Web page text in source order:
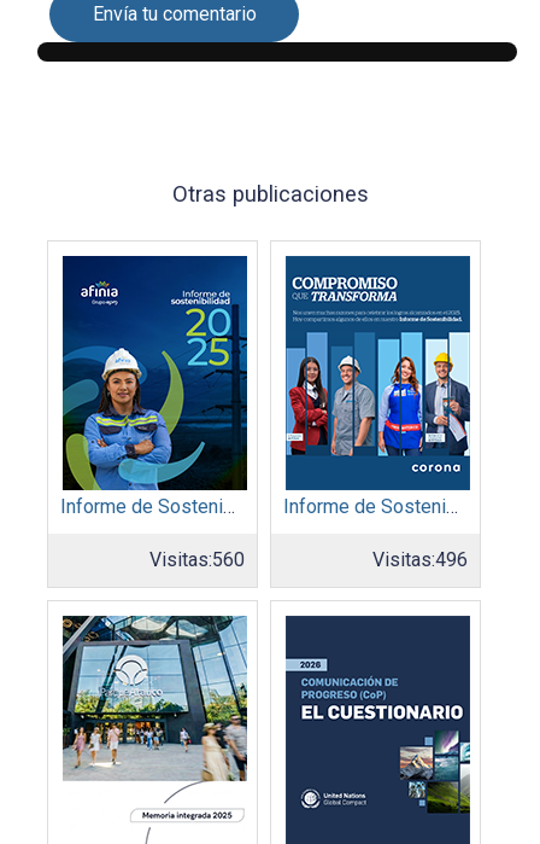
Envía tu comentario
Otras publicaciones
Informe de Sostenibilidad 2025: Afinia filial del Grupo EPM
Visitas:560
Informe de Sostenibilidad 2025: Organización Corona
Visitas:496